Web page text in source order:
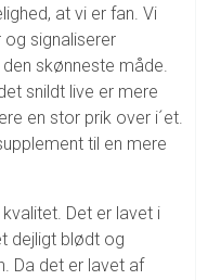
at vi er fan. Vi
signaliserer
skønneste måde.
snildt live er mere
en stor prik over i´et.
til en mere
Det er lavet i
dejligt blødt og
Da det er lavet af